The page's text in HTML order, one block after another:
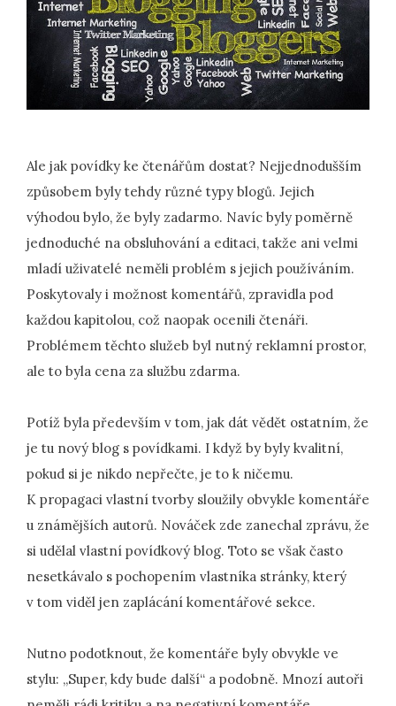
Ale jak povídky ke čtenářům dostat? Nejjednodušším
způsobem byly tehdy různé typy blogů. Jejich
výhodou bylo, že byly zadarmo. Navíc byly poměrně
jednoduché na obsluhování a editaci, takže ani velmi
mladí uživatelé neměli problém s jejich používáním.
Poskytovaly i možnost komentářů, zpravidla pod
každou kapitolou, což naopak ocenili čtenáři.
Problémem těchto služeb byl nutný reklamní prostor,
ale to byla cena za službu zdarma.
Potíž byla především v tom, jak dát vědět ostatním, že
je tu nový blog s povídkami. I když by byly kvalitní,
pokud si je nikdo nepřečte, je to k ničemu.
K propagaci vlastní tvorby sloužily obvykle komentáře
u známějších autorů. Nováček zde zanechal zprávu, že
si udělal vlastní povídkový blog. Toto se však často
nesetkávalo s pochopením vlastníka stránky, který
v tom viděl jen zaplácání komentářové sekce.
Nutno podotknout, že komentáře byly obvykle ve
stylu: „Super, kdy bude další“ a podobně. Mnozí autoři